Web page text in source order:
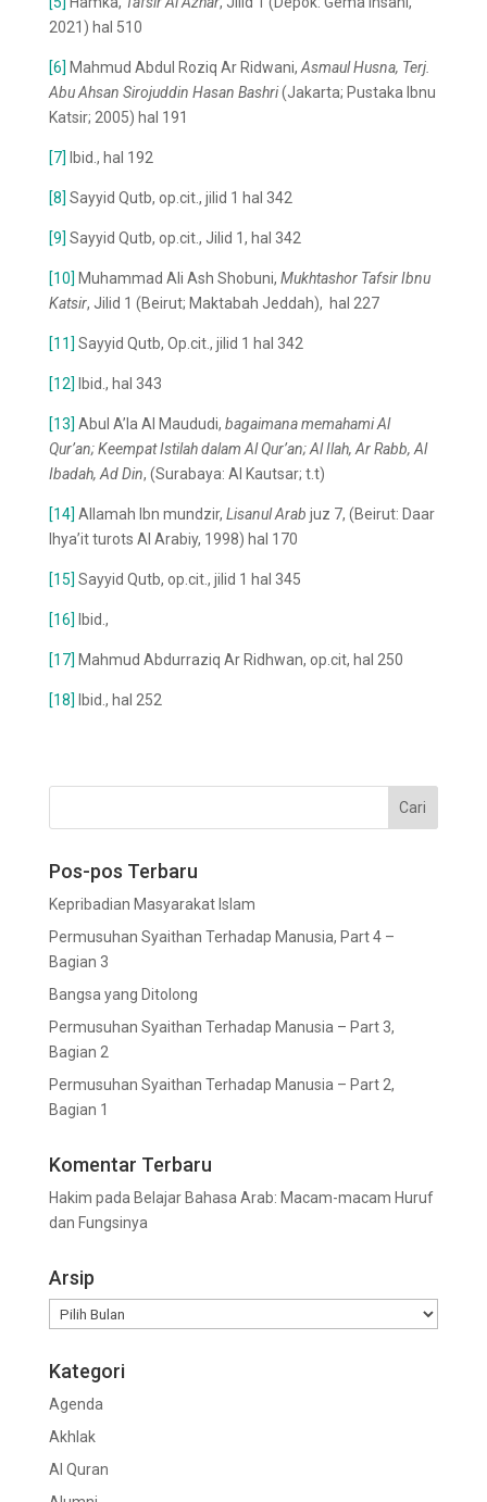
2021) hal 510
[6] Mahmud Abdul Roziq Ar Ridwani, Asmaul Husna, Terj.
Abu Ahsan Sirojuddin Hasan Bashri(Jakarta; Pustaka Ibnu
Katsir; 2005) hal 191
[7] Ibid., hal 192
[8] Sayyid Qutb, op.cit., jilid 1 hal 342
[9] Sayyid Qutb, op.cit., Jilid 1, hal 342
[10] Muhammad Ali Ash Shobuni, Mukhtashor TafsirIbnu
Katsir, Jilid 1 (Beirut; Maktabah Jeddah), hal 227
[11] Sayyid Qutb, Op.cit., jilid 1 hal 342
[12] Ibid., hal 343
[13] Abul A’la Al Maududi, bagaimana memahami Al
Qur’an; Keempat Istilah dalam Al Qur’an; Al Ilah, Ar Rabb, Al
Ibadah, Ad Din, (Surabaya: Al Kautsar; t.t)
[14] Allamah Ibn mundzir, Lisanul Arab juz 7, (Beirut: Daar
Ihya’it turots Al Arabiy, 1998) hal 170
[15] Sayyid Qutb, op.cit., jilid 1 hal 345
[16] Ibid.,
[17] Mahmud Abdurraziq Ar Ridhwan, op.cit, hal 250
[18] Ibid., hal 252
Pos-pos Terbaru
Kepribadian Masyarakat Islam
Permusuhan Syaithan Terhadap Manusia, Part 4 –
Bagian 3
Bangsa yang Ditolong
Permusuhan Syaithan Terhadap Manusia – Part 3,
Bagian 2
Permusuhan Syaithan Terhadap Manusia – Part 2,
Bagian 1
Komentar Terbaru
Hakim pada Belajar Bahasa Arab: Macam-macam Huruf
dan Fungsinya
Arsip
Arsip
Kategori
Agenda
Akhlak
Al Quran